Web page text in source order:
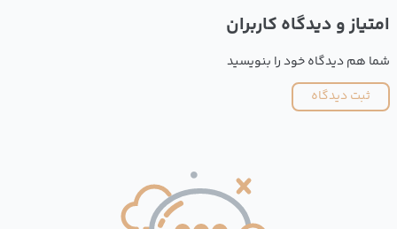
امتیاز و دیدگاه کاربران
شما هم دیدگاه خود را بنویسید
ثبت دیدگاه